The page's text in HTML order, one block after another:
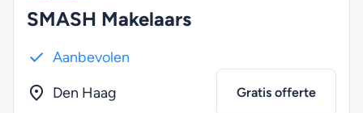
SMASH Makelaars
Aanbevolen
Den Haag
Gratis offerte